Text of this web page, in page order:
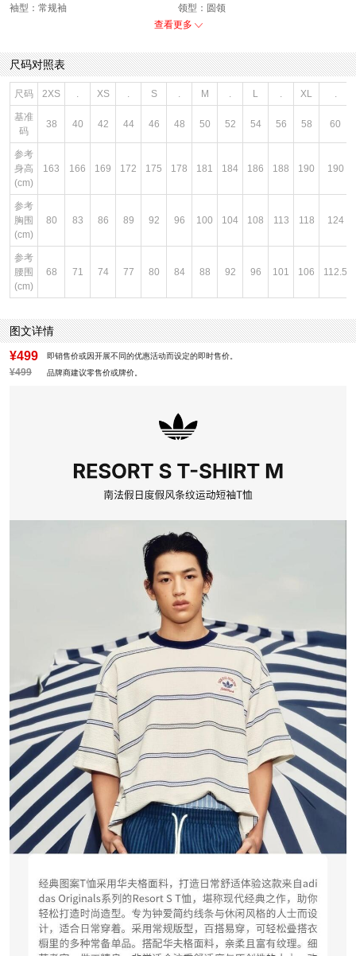
袖型：常规袖
领型：圆领
运动款式：短袖T恤
查看更多
尺码对照表
尺码 2XS . XS . S . M . L . XL .
基准
码
38 40 42 44 46 48 50 52 54 56 58 60
参考
身高
(cm)
163 166 169 172 175 178 181 184 186 188 190 190
参考
胸围
(cm)
80 83 86 89 92 96 100 104 108 113 118 124
参考
腰围
(cm)
68 71 74 77 80 84 88 92 96 101 106 112.5
图文详情
¥499 即销售价或因开展不同的优惠活动而设定的即时售价。
¥499 品牌商建议零售价或牌价。